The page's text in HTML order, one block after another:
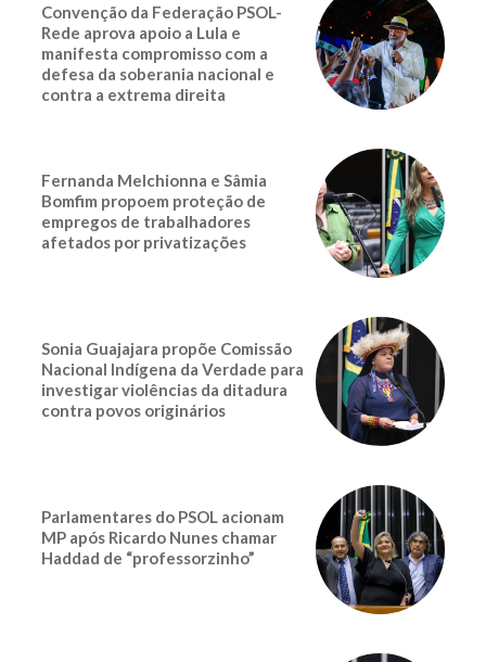
Convenção da Federação PSOL-
Rede aprova apoio a Lula e
manifesta compromisso com a
defesa da soberania nacional e
contra a extrema direita
Fernanda Melchionna e Sâmia
Bomfim propoem proteção de
empregos de trabalhadores
afetados por privatizações
Sonia Guajajara propõe Comissão
Nacional Indígena da Verdade para
investigar violências da ditadura
contra povos originários
Parlamentares do PSOL acionam
MP após Ricardo Nunes chamar
Haddad de “professorzinho”